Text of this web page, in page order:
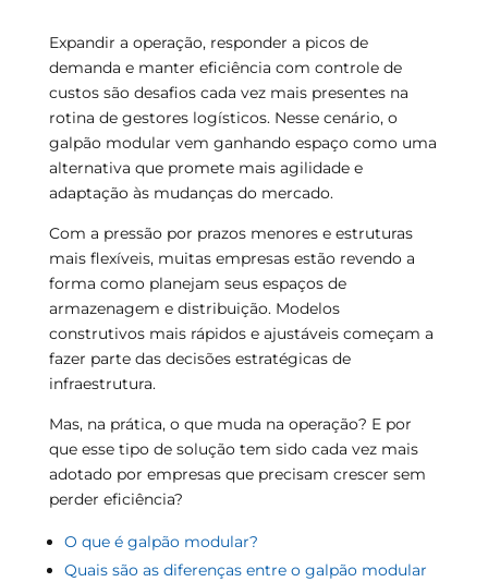
Expandir a operação, responder a picos de
demanda e manter eficiência com controle de
custos são desafios cada vez mais presentes na
rotina de gestores logísticos. Nesse cenário, o
galpão modular vem ganhando espaço como uma
alternativa que promete mais agilidade e
adaptação às mudanças do mercado.
Com a pressão por prazos menores e estruturas
mais flexíveis, muitas empresas estão revendo a
forma como planejam seus espaços de
armazenagem e distribuição. Modelos
construtivos mais rápidos e ajustáveis começam a
fazer parte das decisões estratégicas de
infraestrutura.
Mas, na prática, o que muda na operação? E por
que esse tipo de solução tem sido cada vez mais
adotado por empresas que precisam crescer sem
perder eficiência?
O que é galpão modular?
Quais são as diferenças entre o galpão modular